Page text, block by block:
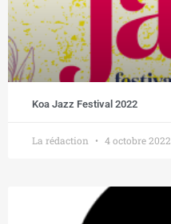
Koa Jazz Festival 2022
La rédaction 4 octobre 2022